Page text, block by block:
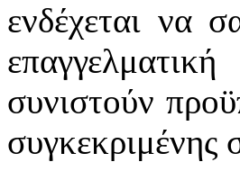
ενδέχεται να
συνιστούν
συγκεκριμένης